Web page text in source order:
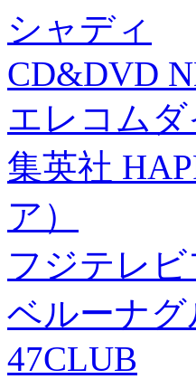
シャディ
CD&DVD
エレコム
集英社
ア）
フジテレ
ベルーナグ
47CLUB